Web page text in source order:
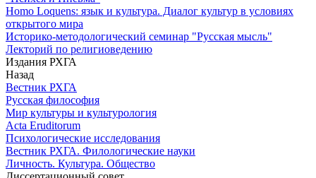
Homo Loquens: язык и культура. Диалог культур в условиях
открытого мира
Историко-методологический семинар "Русская мысль"
Лекторий по религиоведению
Издания РХГА
Назад
Вестник РХГА
Русская философия
Мир культуры и культурология
Acta Eruditorum
Психологические исследования
Вестник РХГА. Филологические науки
Личность. Культура. Общество